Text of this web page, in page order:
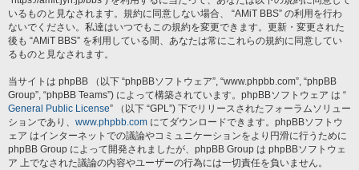
いるものと見なされます。規約に同意しない場合、 “AMiT BBS” の利用を行わ
ないでください。私達はいつでもこの規約を変更できます。更新・変更された
後も “AMiT BBS” を利用している間、あなたは常にこれらの規約に同意してい
るものと見なされます。
当サイトは phpBB （以下 “phpBBソフトウェア”, “www.phpbb.com”, “phpBB
Group”, “phpBB Teams”) によって構築されています。phpBBソフトウェア は “
General Public License” （以下 “GPL”) 下でリリースされたフォーラムソリュー
ションであり、 www.phpbb.com にてダウンロードできます。phpBBソフトウ
ェア はインターネットでの議論やコミュニケーションをより円滑に行うために
phpBB Group によって開発されましたが、phpBB Group は phpBBソフトウェ
ア 上でなされた議論の内容やユーザーの行為には一切責任を負いません。